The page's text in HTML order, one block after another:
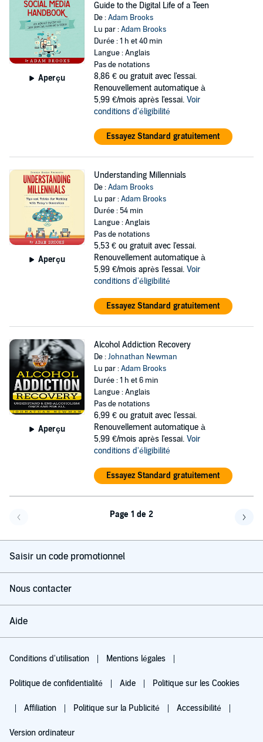
Aperçu
Guide to the Digital Life of a Teen
De :Adam Brooks
Lu par :Adam Brooks
Durée : 1 h et 40 min
Langue : Anglais
Pas de notations
8,86 € ou gratuit avec l'essai.
Renouvellement automatique à
5,99 €/mois après l'essai. Voir
conditions d'éligibilité
Essayez Standard gratuitement
Aperçu
Understanding Millennials
De :Adam Brooks
Lu par :Adam Brooks
Durée : 54 min
Langue : Anglais
Pas de notations
5,53 € ou gratuit avec l'essai.
Renouvellement automatique à
5,99 €/mois après l'essai. Voir
conditions d'éligibilité
Essayez Standard gratuitement
Aperçu
Alcohol Addiction Recovery
De :Johnathan Newman
Lu par :Adam Brooks
Durée : 1 h et 6 min
Langue : Anglais
Pas de notations
6,99 € ou gratuit avec l'essai.
Renouvellement automatique à
5,99 €/mois après l'essai. Voir
conditions d'éligibilité
Essayez Standard gratuitement
Page 1 de 2
Saisir un code promotionnel
Nous contacter
Aide
Conditions d'utilisation Mentions légales
Politique de confidentialité Aide Politique sur les Cookies
Affiliation Politique sur la Publicité Accessibilité
Version ordinateur